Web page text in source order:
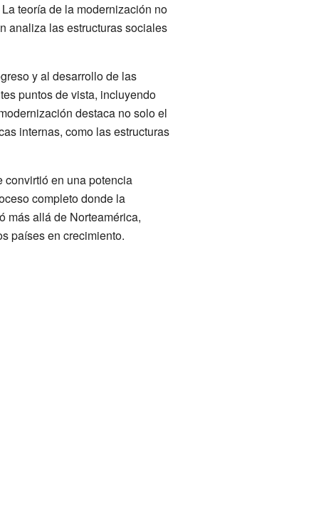
teoría de la modernización no
analiza las estructuras sociales
y al desarrollo de las
puntos de vista, incluyendo
destaca no solo el
internas, como las estructuras
convirtió en una potencia
completo donde la
más allá de Norteamérica,
países en crecimiento.